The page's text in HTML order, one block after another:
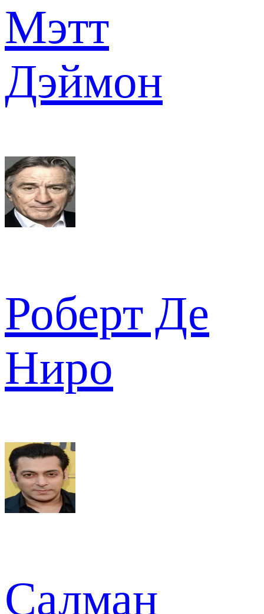
Мэтт
Дэймон
Роберт Де
Ниро
Салман